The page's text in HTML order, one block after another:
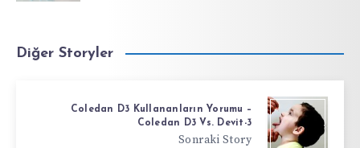
Diğer Storyler
Coledan D3 Kullananların Yorumu –
Coledan D3 Vs. Devit-3
Sonraki Story